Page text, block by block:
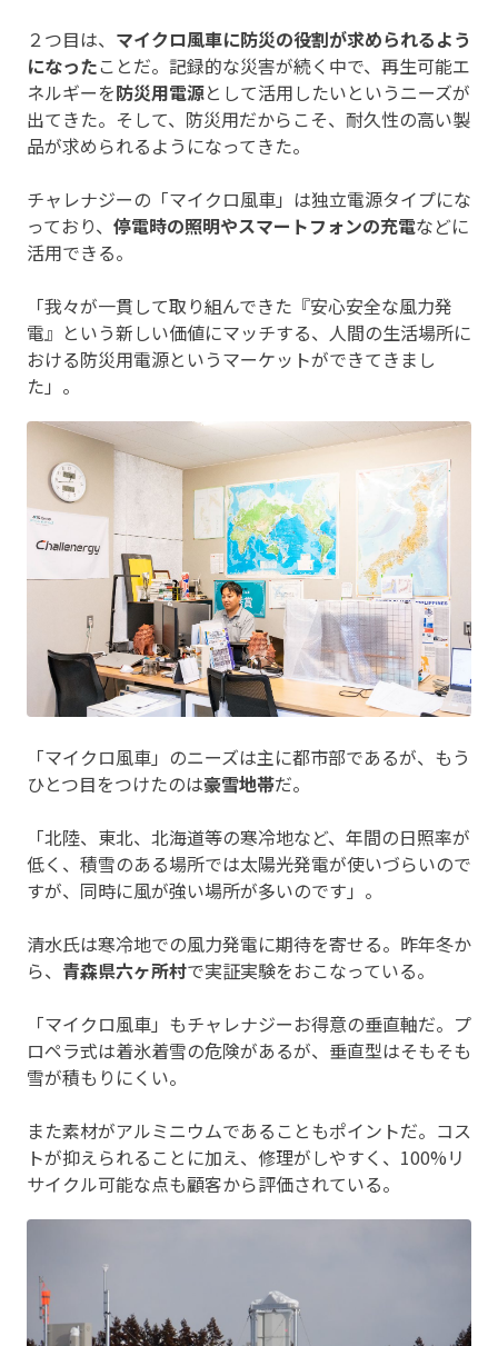
２つ目は、 マイクロ風車に防災の役割が求められるよう
になったことだ。記録的な災害が続く中で、再生可能エ
ネルギーを防災用電源として活用したいというニーズが
出てきた。そして、防災用だからこそ、耐久性の高い製
品が求められるようになってきた。
チャレナジーの「マイクロ風車」は独立電源タイプにな
っており、 停電時の照明やスマートフォンの充電などに
活用できる。
「我々が一貫して取り組んできた『安心安全な風力発
電』という新しい価値にマッチする、人間の生活場所に
おける防災用電源というマーケットができてきまし
た」。
「マイクロ風車」のニーズは主に都市部であるが、もう
ひとつ目をつけたのは豪雪地帯だ。
「北陸、東北、北海道等の寒冷地など、年間の日照率が
低く、積雪のある場所では太陽光発電が使いづらいので
すが、同時に風が強い場所が多いのです」。
清水氏は寒冷地での風力発電に期待を寄せる。昨年冬か
ら、 青森県六ヶ所村で実証実験をおこなっている。
「マイクロ風車」もチャレナジーお得意の垂直軸だ。プ
ロペラ式は着氷着雪の危険があるが、垂直型はそもそも
雪が積もりにくい。
また素材がアルミニウムであることもポイントだ。コス
トが抑えられることに加え、修理がしやすく、100%リ
サイクル可能な点も顧客から評価されている。